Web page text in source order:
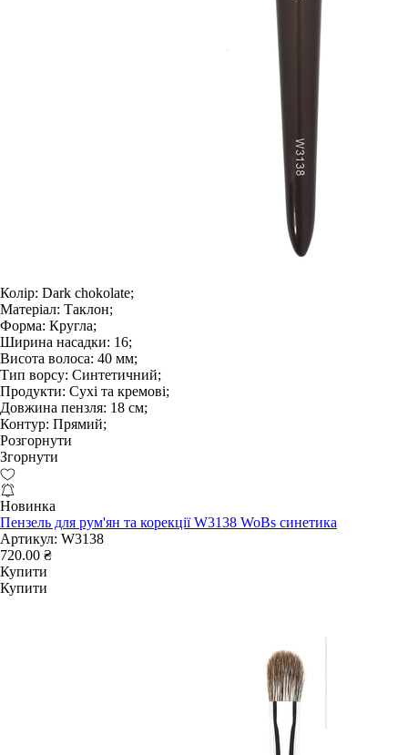
Колір: Dark chokolate;
Матеріал: Таклон;
Форма: Кругла;
Ширина насадки: 16;
Висота волоса: 40 мм;
Тип ворсу: Синтетичний;
Продукти: Сухі та кремові;
Довжина пензля: 18 см;
Контур: Прямий;
Розгорнути
Згорнути
Новинка
Пензель для рум'ян та корекції W3138 WoBs синетика
Артикул: W3138
720.00 ₴
Купити
Купити